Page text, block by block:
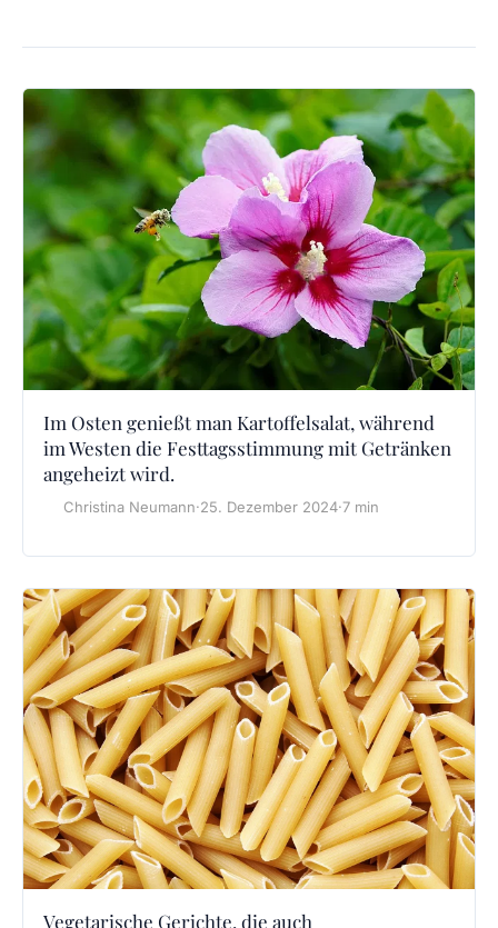
Im Osten genießt man Kartoffelsalat, während
im Westen die Festtagsstimmung mit Getränken
angeheizt wird.
Christina Neumann·25. Dezember 2024·7 min
Vegetarische Gerichte, die auch